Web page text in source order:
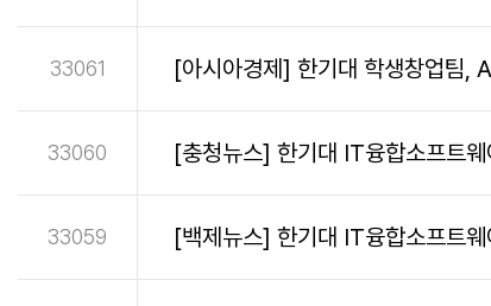
33061 [아시아경제] 한기대 학생창업팀,
33060 [충청뉴스] 한기대 IT융합소프트
33059 [백제뉴스] 한기대 IT융합소프트